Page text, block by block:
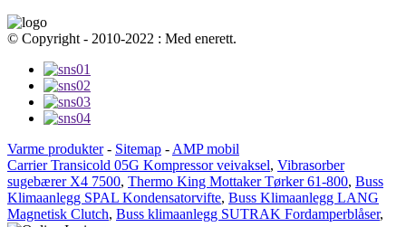
© Copyright - 2010-2022 : Med enerett.
Varme produkter- Sitemap - AMP mobil
Carrier Transicold 05G Kompressor veivaksel, Vibrasorber
sugebærer X4 7500, Thermo King Mottaker Tørker 61-800, Buss
Klimaanlegg SPAL Kondensatorvifte, Buss Klimaanlegg LANG
Magnetisk Clutch, Buss klimaanlegg SUTRAK Fordamperblåser,